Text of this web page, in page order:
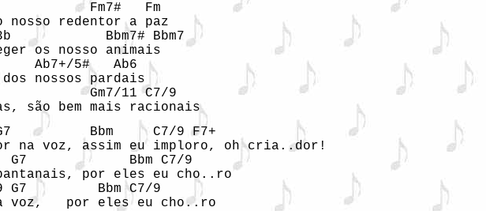
Fm7#   Fm
nosso redentor a paz
Bbm7# Bbm7
os nosso animais
Ab7+/5#   Ab6
nossos pardais
Gm7/11 C7/9
são bem mais racionais
Bbm     C7/9 F7+
e dor na voz, assim eu imploro, oh cria..dor!
G7             Bbm C7/9
por eles eu cho..ro
G7         Bbm C7/9
voz,   por eles eu cho..ro